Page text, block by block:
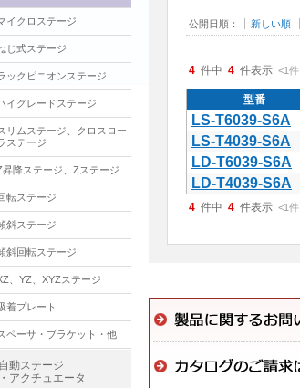
公開日順： 新しい順
4 件中 4 件表示 <1件
型番
LS-T6039-S6A
LS-T4039-S6A
LD-T6039-S6A
LD-T4039-S6A
4 件中 4 件表示 <1件
イクロステージ
じ式ステージ
ックピニオンステージ
イグレードステージ
リムステージ、クロスロー
ステージ
昇降ステージ、Zステージ
転ステージ
斜ステージ
斜回転ステージ
、YZ、XYZステージ
着プレート
ペーサ・ブラケット・他
自動ステージ
・アクチュエータ